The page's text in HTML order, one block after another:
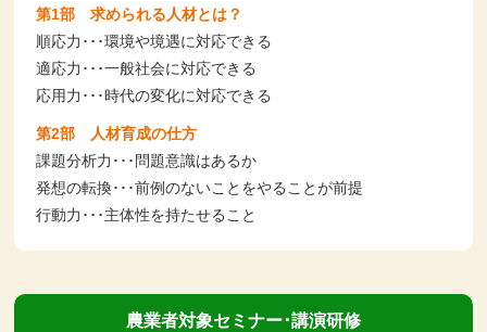
第1部 求められる人材とは？
順応力･･･環境や境遇に対応できる
適応力･･･一般社会に対応できる
応用力･･･時代の変化に対応できる
第2部 人材育成の仕方
課題分析力･･･問題意識はあるか
発想の転換･･･前例のないことをやることが前提
行動力･･･主体性を持たせること
農業者対象セミナー･講演研修